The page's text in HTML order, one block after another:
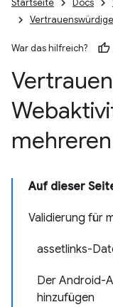
Startseite Docs
War das hilfreich?
Auf dieser
Validierung für
assetlinks-
Der Android-
hinzufügen